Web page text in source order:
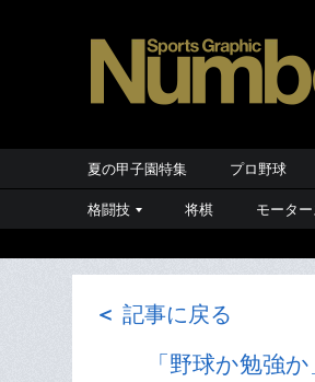
夏の甲子園特集 プロ野球
格闘技 将棋 モータ
＜ 記事に戻る
「野球か勉強